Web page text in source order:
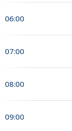
06:00
07:00
08:00
09:00